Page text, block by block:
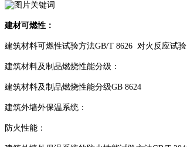
建材可燃性：
建筑材料可燃性试验方法GB/T 8626 对火反应试
建筑材料及制品燃烧性能分级：
建筑材料及制品燃烧性能分级GB 8624
建筑外墙外保温系统：
防火性能：